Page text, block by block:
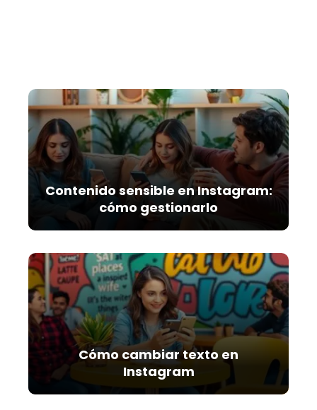
Contenido sensible en Instagram:
cómo gestionarlo
Cómo cambiar texto en
Instagram